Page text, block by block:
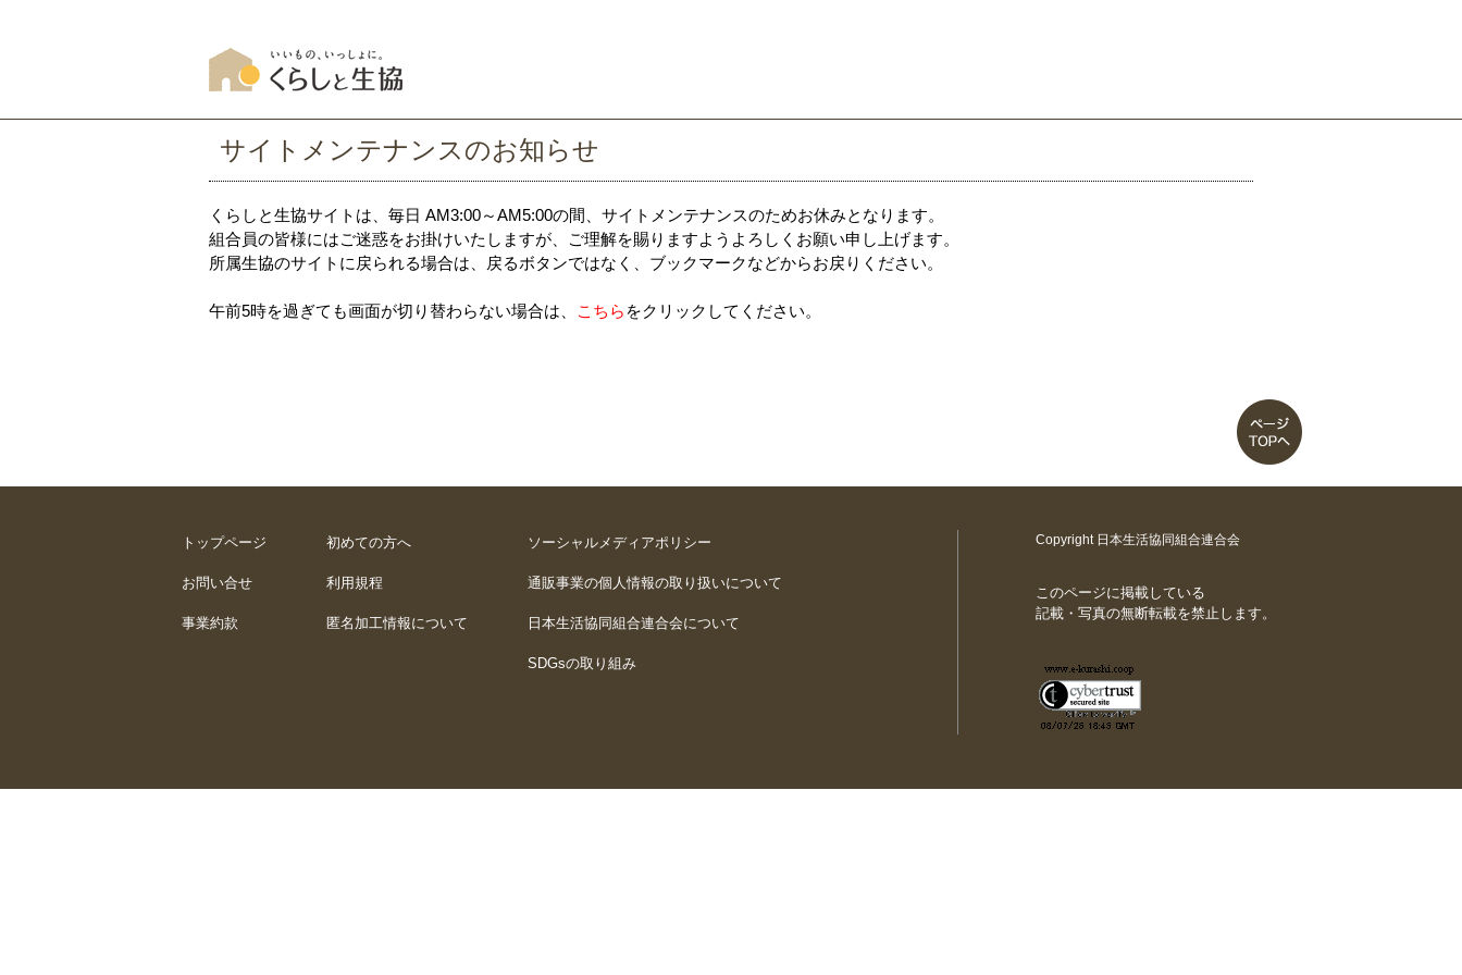
サイトメンテナンスのお知らせ
くらしと生協サイトは、毎日 AM3:00～AM5:00の間、サイトメンテナンスのためお休みとなります。
組合員の皆様にはご迷惑をお掛けいたしますが、ご理解を賜りますようよろしくお願い申し上げます。
所属生協のサイトに戻られる場合は、戻るボタンではなく、ブックマークなどからお戻りください。
午前5時を過ぎても画面が切り替わらない場合は、 こちら をクリックしてください。
トップページ
お問い合せ
事業約款
初めての方へ
利用規程
匿名加工情報について
ソーシャルメディアポリシー
通販事業の個人情報の取り扱いについて
日本生活協同組合連合会について
SDGsの取り組み
Copyright 日本生活協同組合連合会
このページに掲載している
記載・写真の無断転載を禁止します。